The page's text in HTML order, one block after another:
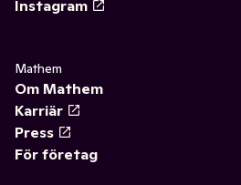
Instagram
Mathem
Om Mathem
Karriär
Press
För företag